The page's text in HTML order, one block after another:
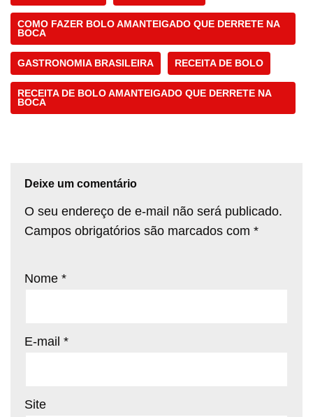
COMO FAZER BOLO AMANTEIGADO QUE DERRETE NA
BOCA
GASTRONOMIA BRASILEIRA RECEITA DE BOLO
RECEITA DE BOLO AMANTEIGADO QUE DERRETE NA
BOCA
Deixe um comentário
O seu endereço de e-mail não será publicado.
Campos obrigatórios são marcados com *
Nome *
E-mail *
Site